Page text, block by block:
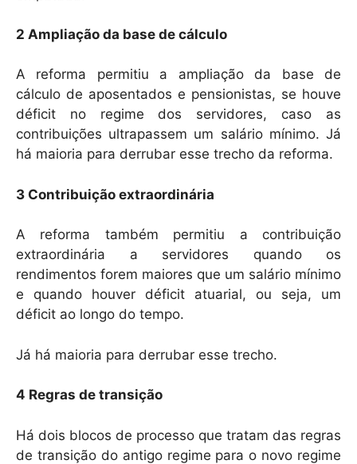
2 Ampliação da base de cálculo
A reforma permitiu a ampliação da base de
cálculo de aposentados e pensionistas, se houve
déficit no regime dos servidores, caso as
contribuições ultrapassem um salário mínimo. Já
há maioria para derrubar esse trecho da reforma.
3 Contribuição extraordinária
A reforma também permitiu a contribuição
extraordinária a servidores quando os
rendimentos forem maiores que um salário mínimo
e quando houver déficit atuarial, ou seja, um
déficit ao longo do tempo.
Já há maioria para derrubar esse trecho.
4 Regras de transição
Há dois blocos de processo que tratam das regras
de transição do antigo regime para o novo regime